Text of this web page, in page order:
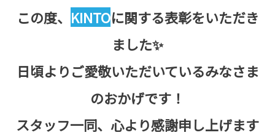
この度、 KINTOに関する表彰をいただき
ました✨
日頃よりご愛敬いただいているみなさま
のおかげです！
スタッフ一同、心より感謝申し上げます